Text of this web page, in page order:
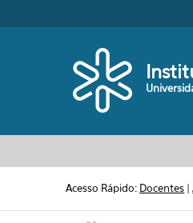
Acesso Rápido: Docentes |